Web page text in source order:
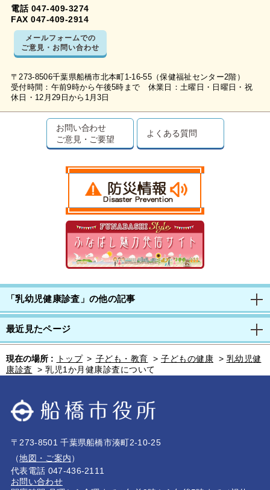
電話 047-409-3274
FAX 047-409-2914
メールフォームでの
ご意見・お問い合わせ
〒273-8506千葉県船橋市北本町1-16-55（保健福祉センター2階）
受付時間：午前9時から午後5時まで 休業日：土曜日・日曜日・祝
休日・12月29日から1月3日
お問い合わせ
ご意見・ご要望
よくある質問
「乳幼児健康診査」の他の記事
最近見たページ
現在の場所 : トップ > 子ども・教育 > 子どもの健康 > 乳幼児健
康診査
> 乳児1か月健康診査について
〒273-8501 千葉県船橋市湊町2-10-25
（地図・ご案内）
代表電話 047-436-2111
お問い合わせ